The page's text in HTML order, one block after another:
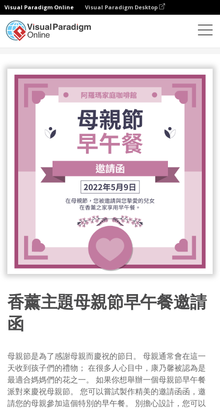
Visual Paradigm Online Visual Paradigm Desktop
香薰主題母親節早午餐邀請
函
母親節是為了感謝母親而慶祝的節日。 母親通常會在這一
天收到孩子們的禮物； 在很多人心目中，康乃馨被認為是
最適合媽媽們的花之一。 如果你想舉辦一個母親節早午餐
派對來慶祝母親節。 您可以嘗試製作精美的邀請函函，邀
請您的母親參加這個特別的早午餐。 別擔心設計，您可以